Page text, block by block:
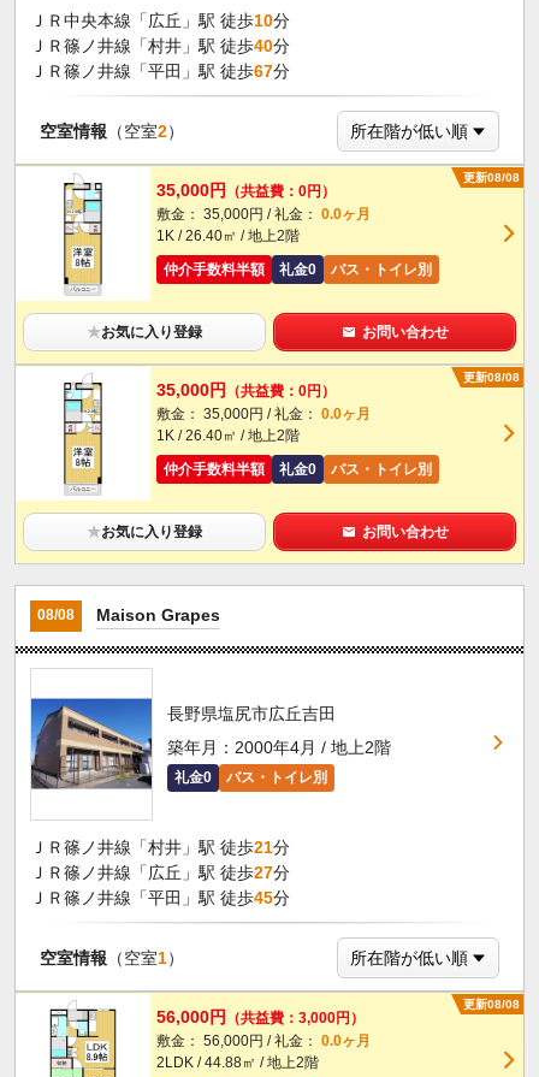
ＪＲ中央本線「広丘」駅 徒歩10分
ＪＲ篠ノ井線「村井」駅 徒歩40分
ＪＲ篠ノ井線「平田」駅 徒歩67分
空室情報 （空室2）
更新08/08
35,000円
（共益費：0円）
敷金： 35,000円 / 礼金： 0.0ヶ月
1K / 26.40㎡ / 地上2階
仲介手数料半額
礼金0 バス・トイレ別
★お気に入り登録 お問い合わせ
更新08/08
35,000円
（共益費：0円）
敷金： 35,000円 / 礼金： 0.0ヶ月
1K / 26.40㎡ / 地上2階
仲介手数料半額
礼金0 バス・トイレ別
★お気に入り登録 お問い合わせ
08/08 Maison Grapes
長野県塩尻市広丘吉田
築年月：2000年4月 / 地上2階
礼金0 バス・トイレ別
ＪＲ篠ノ井線「村井」駅 徒歩21分
ＪＲ篠ノ井線「広丘」駅 徒歩27分
ＪＲ篠ノ井線「平田」駅 徒歩45分
空室情報 （空室1）
更新08/08
56,000円
（共益費：3,000円）
敷金： 56,000円 / 礼金： 0.0ヶ月
2LDK / 44.88㎡ / 地上2階